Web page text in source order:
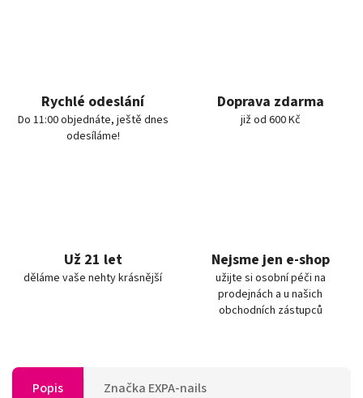
Rychlé odeslání
Do 11:00 objednáte, ještě dnes
odesíláme!
Doprava zdarma
již od 600 Kč
Už 21 let
děláme vaše nehty krásnější
Nejsme jen e-shop
užijte si osobní péči na
prodejnách a u našich
obchodních zástupců
Popis Značka EXPA-nails